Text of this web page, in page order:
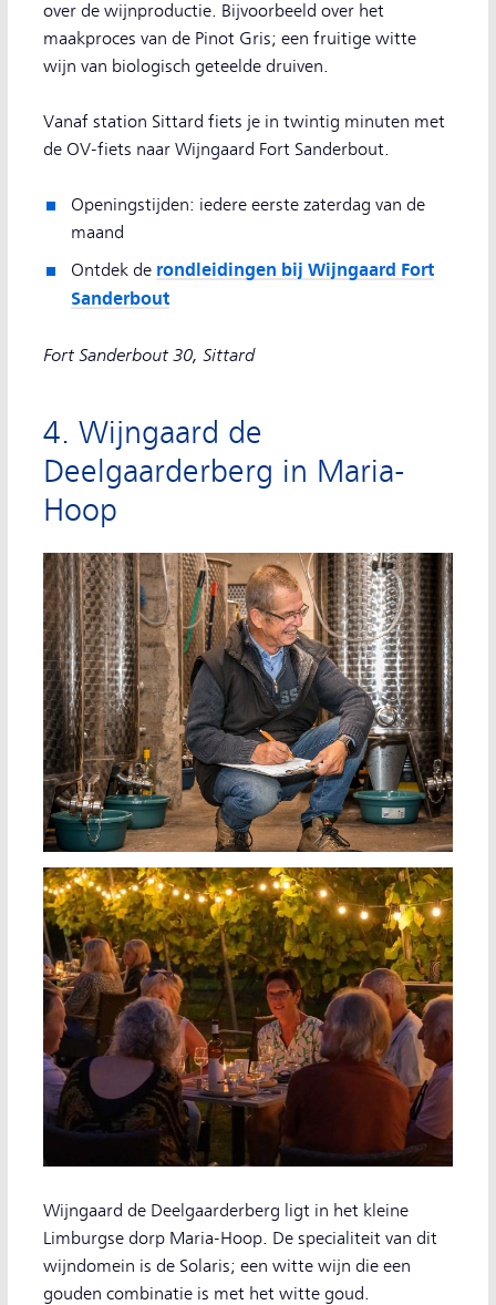
over de wijnproductie. Bijvoorbeeld over het
maakproces van de Pinot Gris; een fruitige witte
wijn van biologisch geteelde druiven.
Vanaf station Sittard fiets je in twintig minuten met
de OV-fiets naar Wijngaard Fort Sanderbout.
Openingstijden: iedere eerste zaterdag van de
maand
Ontdek de rondleidingen bij Wijngaard Fort
Sanderbout
Fort Sanderbout 30, Sittard
4. Wijngaard de
Deelgaarderberg in Maria-
Hoop
Wijngaard de Deelgaarderberg ligt in het kleine
Limburgse dorp Maria-Hoop. De specialiteit van dit
wijndomein is de Solaris; een witte wijn die een
gouden combinatie is met het witte goud.